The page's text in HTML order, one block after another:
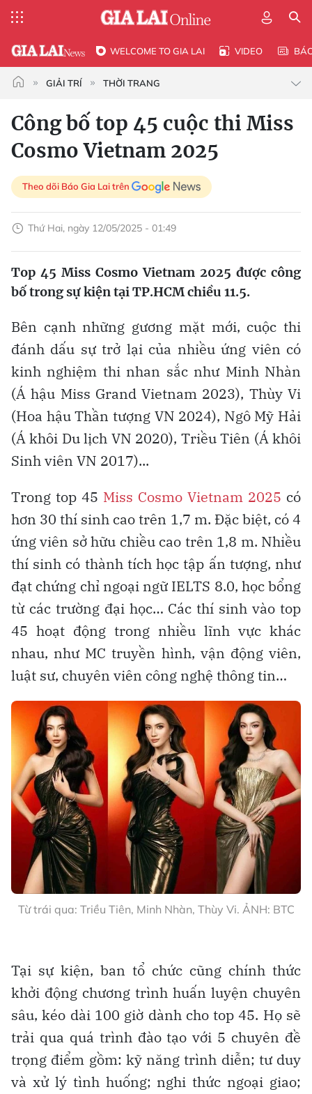
WELCOME TO GIA LAI VIDEO
GIẢI TRÍ THỜI TRANG
Công bố top 45 cuộc thi Miss
Cosmo Vietnam 2025
Theo dõi Báo Gia Lai trên
Thứ Hai, ngày 12/05/2025 - 01:49
Top 45 Miss Cosmo Vietnam 2025 được công
bố trong sự kiện tại TP.HCM chiều 11.5.
Bên cạnh những gương mặt mới, cuộc thi
đánh dấu sự trở lại của nhiều ứng viên có
kinh nghiệm thi nhan sắc như Minh Nhàn
(Á hậu Miss Grand Vietnam 2023), Thùy Vi
(Hoa hậu Thần tượng VN 2024), Ngô Mỹ Hải
(Á khôi Du lịch VN 2020), Triều Tiên (Á khôi
Sinh viên VN 2017)...
Trong top 45 Miss Cosmo Vietnam 2025 có
hơn 30 thí sinh cao trên 1,7 m. Đặc biệt, có 4
ứng viên sở hữu chiều cao trên 1,8 m. Nhiều
thí sinh có thành tích học tập ấn tượng, như
đạt chứng chỉ ngoại ngữ IELTS 8.0, học bổng
từ các trường đại học… Các thí sinh vào top
45 hoạt động trong nhiều lĩnh vực khác
nhau, như MC truyền hình, vận động viên,
luật sư, chuyên viên công nghệ thông tin…
Từ trái qua: Triều Tiên, Minh Nhàn, Thùy Vi. ẢNH: BTC
Tại sự kiện, ban tổ chức cũng chính thức
khởi động chương trình huấn luyện chuyên
sâu, kéo dài 100 giờ dành cho top 45. Họ sẽ
trải qua quá trình đào tạo với 5 chuyên đề
trọng điểm gồm: kỹ năng trình diễn; tư duy
và xử lý tình huống; nghi thức ngoại giao;